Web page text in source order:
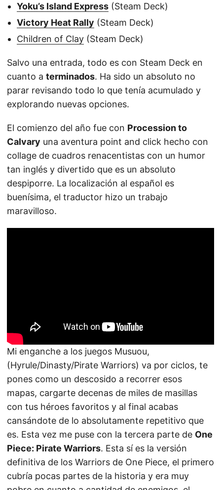
Yoku’s Island Express (Steam Deck)
Victory Heat Rally (Steam Deck)
Children of Clay (Steam Deck)
Salvo una entrada, todo es con Steam Deck en
cuanto a terminados. Ha sido un absoluto no
parar revisando todo lo que tenía acumulado y
explorando nuevas opciones.
El comienzo del año fue con Procession to
Calvary una aventura point and click hecho con
collage de cuadros renacentistas con un humor
tan inglés y divertido que es un absoluto
despiporre. La localización al español es
buenísima, el traductor hizo un trabajo
maravilloso.
Mi enganche a los juegos Musuou,
(Hyrule/Dinasty/Pirate Warriors) va por ciclos, te
pones como un descosido a recorrer esos
mapas, cargarte decenas de miles de masillas
con tus héroes favoritos y al final acabas
cansándote de lo absolutamente repetitivo que
es. Esta vez me puse con la tercera parte de One
Piece: Pirate Warriors. Esta sí es la versión
definitiva de los Warriors de One Piece, el primero
cubría pocas partes de la historia y era muy